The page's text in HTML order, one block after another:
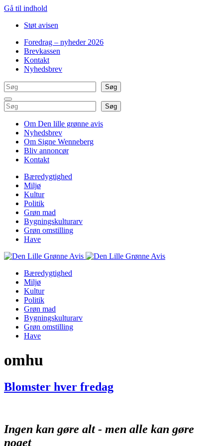
Gå til indhold
Støt avisen
Foredrag – nyheder 2026
Brevkassen
Kontakt
Nyhedsbrev
Søg
Søg
Søg Søg
Om Den lille grønne avis
Nyhedsbrev
Om Signe Wenneberg
Bliv annoncør
Kontakt
Bæredygtighed
Miljø
Kultur
Politik
Grøn mad
Bygningskulturarv
Grøn omstilling
Have
Bæredygtighed
Miljø
Kultur
Politik
Grøn mad
Bygningskulturarv
Grøn omstilling
Have
omhu
Blomster hver fredag
Ingen kan gøre alt - men alle kan gøre
noget